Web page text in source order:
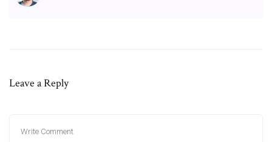
Leave a Reply